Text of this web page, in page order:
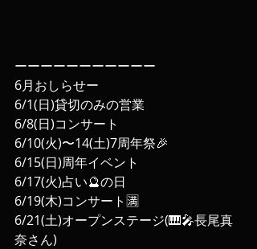
ーーーーーーーーーーー
6月おしらせー
6/1(日)貸切のみの営業
6/8(日)コンサート
6/10(火)〜14(土)7周年祭🎉
6/15(日)周年イベント
6/17(火)占い🔮の日
6/19(木)コンサート🈵
6/21(土)オープンステージ(🎹🎤長尾真
奈さん)